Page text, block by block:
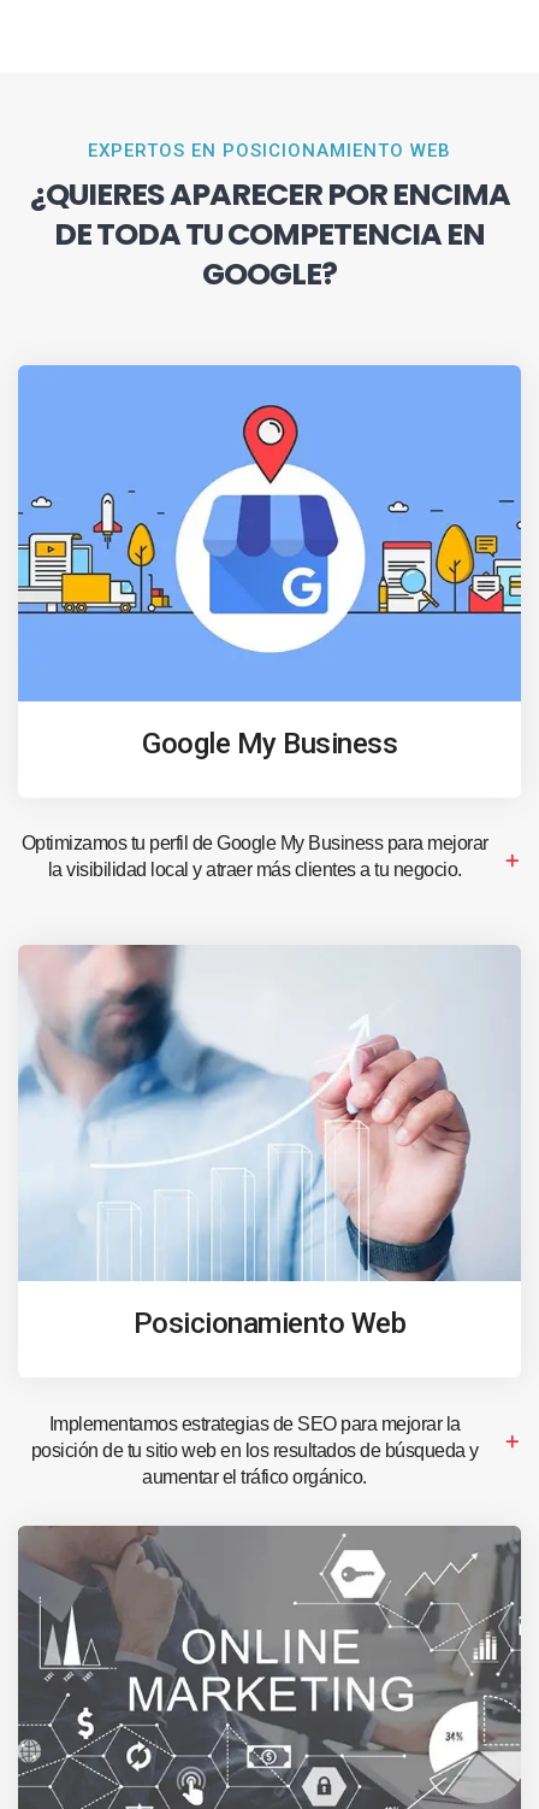
EXPERTOS EN POSICIONAMIENTO WEB
¿QUIERES APARECER POR ENCIMA
DE TODA TU COMPETENCIA EN
GOOGLE?
Google My Business
Optimizamos tu perfil de Google My Business para mejorar
la visibilidad local y atraer más clientes a tu negocio.
Posicionamiento Web
Implementamos estrategias de SEO para mejorar la
posición de tu sitio web en los resultados de búsqueda y
aumentar el tráfico orgánico.